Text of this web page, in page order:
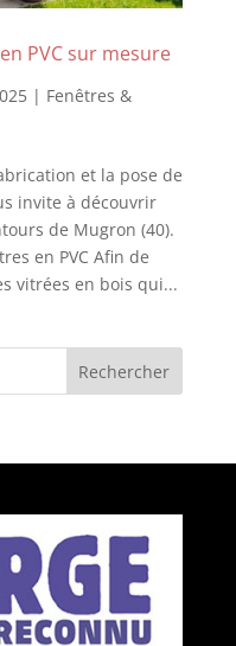
PVC sur mesure
| Fenêtres &
et la pose de
invite à découvrir
de Mugron (40).
en PVC Afin de
vitrées en bois qui...
Rechercher